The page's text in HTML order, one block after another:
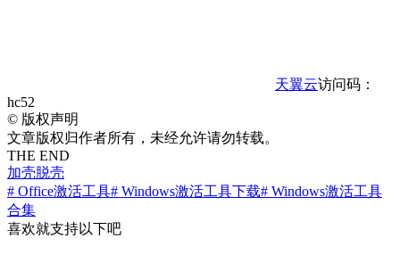
天翼云访问码：
hc52
© 版权声明
文章版权归作者所有，未经允许请勿转载。
THE END
加壳脱壳
# Office激活工具# Windows激活工具下载# Windows激活工具
合集
喜欢就支持以下吧